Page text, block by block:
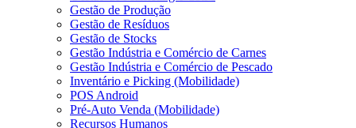
Gestão de Produção
Gestão de Resíduos
Gestão de Stocks
Gestão Indústria e Comércio de Carnes
Gestão Indústria e Comércio de Pescado
Inventário e Picking (Mobilidade)
POS Android
Pré-Auto Venda (Mobilidade)
Recursos Humanos